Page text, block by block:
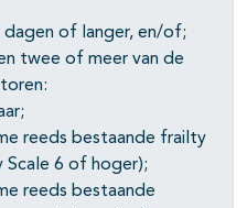
dagen of langer, en/of;
twee of meer van de
reeds bestaande frailty
Scale 6 of hoger);
reeds bestaande